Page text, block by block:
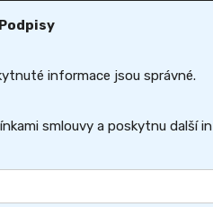
informace jsou správné.
smlouvy a poskytnu další